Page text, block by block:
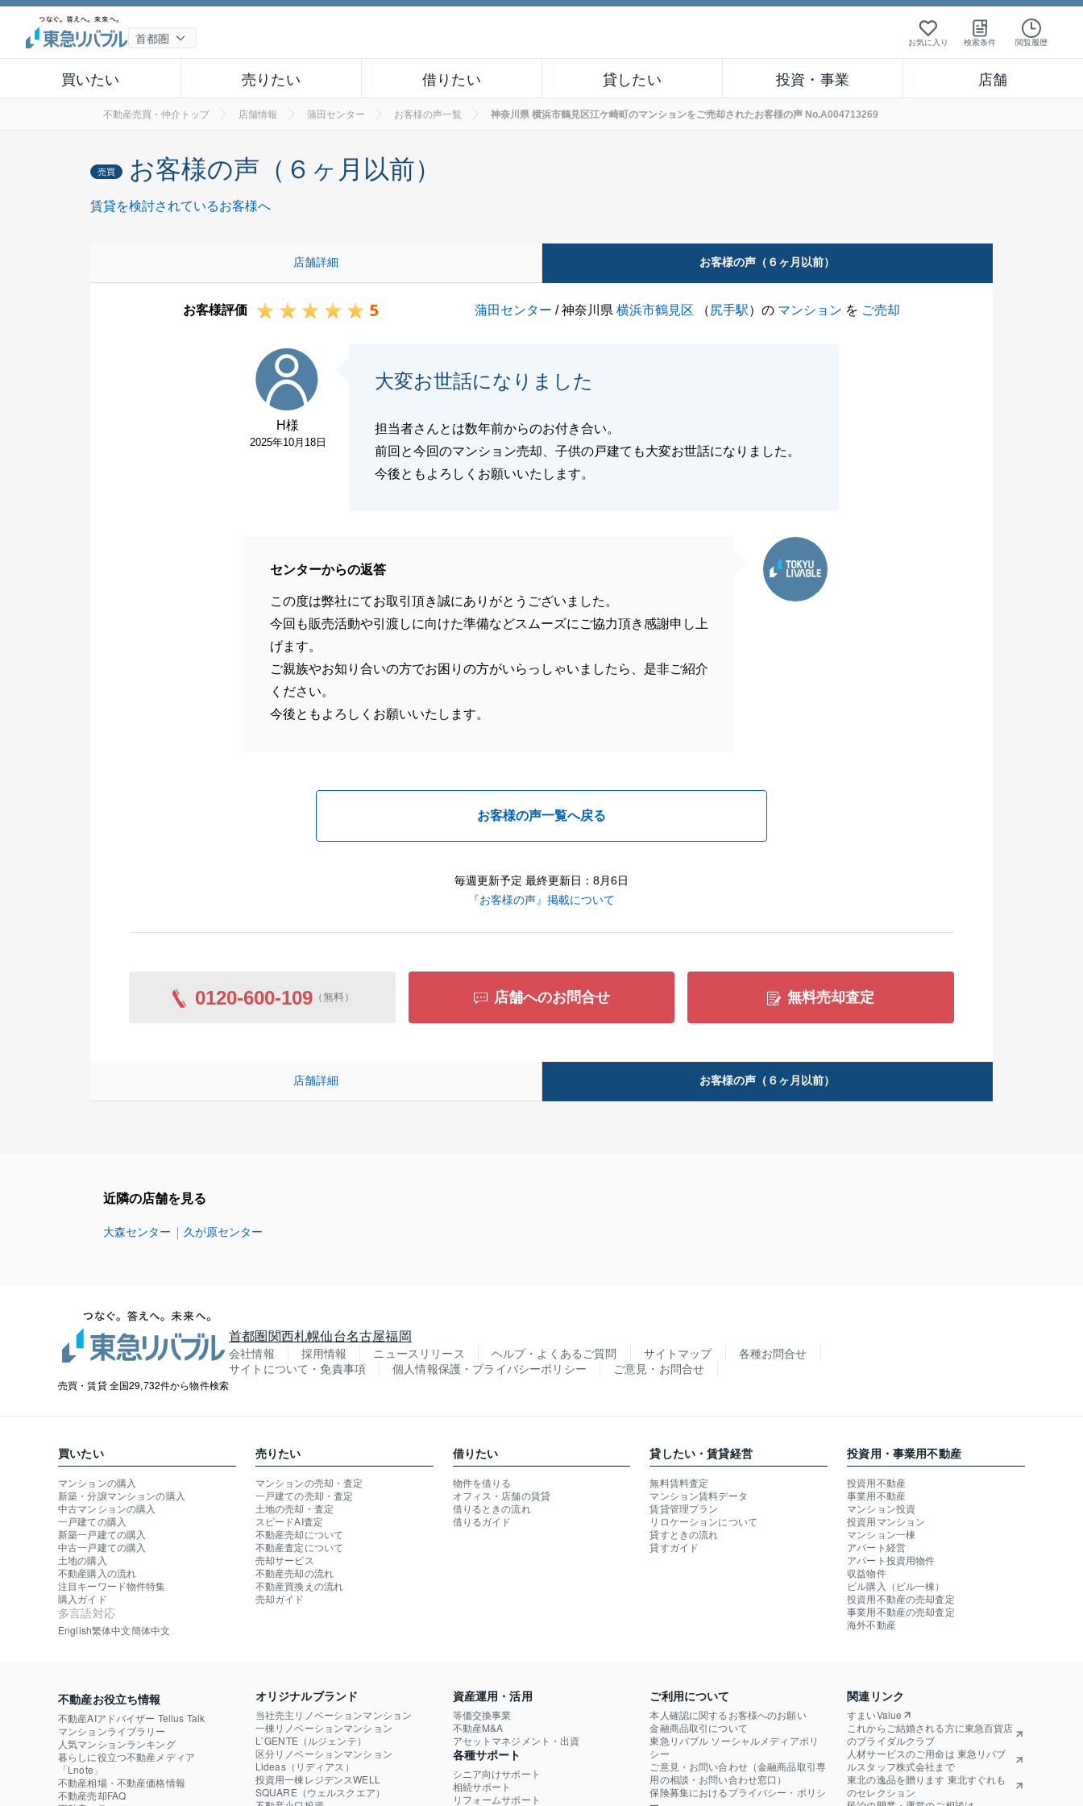
お気に入り 検索条件 閲覧履歴
買いたい 売りたい 借りたい 貸したい 投資・事業 店舗
不動産売買・仲介トップ 店舗情報 蒲田センター お客様の声一覧 神奈川県 横浜市鶴見区江ケ崎町のマンションをご売却されたお客様の声 No.A004713269
売買 お客様の声（６ヶ月以前）
賃貸を検討されているお客様へ
店舗詳細 お客様の声（６ヶ月以前）
お客様評価 5 蒲田センター / 神奈川県横浜市鶴見区 （ 尻手駅）の マンション を ご売却
H様
2025年10月18日
大変お世話になりました
担当者さんとは数年前からのお付き合い。
前回と今回のマンション売却、子供の戸建ても大変お世話になりました。
今後ともよろしくお願いいたします。
センターからの返答
この度は弊社にてお取引頂き誠にありがとうございました。
今回も販売活動や引渡しに向けた準備などスムーズにご協力頂き感謝申し上
げます。
ご親族やお知り合いの方でお困りの方がいらっしゃいましたら、是非ご紹介
ください。
今後ともよろしくお願いいたします。
お客様の声一覧へ戻る
毎週更新予定 最終更新日：8月6日
『お客様の声』掲載について
0120-600-109（無料） 店舗へのお問合せ 無料売却査定
店舗詳細 お客様の声（６ヶ月以前）
近隣の店舗を見る
大森センター 久が原センター
売買・賃貸 全国29,732件から物件検索
首都圏関西札幌仙台名古屋福岡
会社情報 採用情報 ニュースリリース ヘルプ・よくあるご質問 サイトマップ
各種お問合せ
サイトについて・免責事項
個人情報保護・プライバシーポリシー ご意見・お問合せ
買いたい
マンションの購入
新築・分譲マンションの購入
中古マンションの購入
一戸建ての購入
新築一戸建ての購入
中古一戸建ての購入
土地の購入
不動産購入の流れ
注目キーワード物件特集
購入ガイド
多言語対応
English繁体中文簡体中文
売りたい
マンションの売却・査定
一戸建ての売却・査定
土地の売却・査定
スピードAI査定
不動産売却について
不動産査定について
売却サービス
不動産売却の流れ
不動産買換えの流れ
売却ガイド
借りたい
物件を借りる
オフィス・店舗の賃貸
借りるときの流れ
借りるガイド
貸したい・賃貸経営
無料賃料査定
マンション賃料データ
賃貸管理プラン
リロケーションについて
貸すときの流れ
貸すガイド
投資用・事業用不動産
投資用不動産
事業用不動産
マンション投資
投資用マンション
マンション一棟
アパート経営
アパート投資用物件
収益物件
ビル購入（ビル一棟）
投資用不動産の売却査定
事業用不動産の売却査定
海外不動産
不動産お役立ち情報
不動産AIアドバイザー Tellus Talk
マンションライブラリー
人気マンションランキング
暮らしに役立つ不動産メディア
「Lnote」
不動産相場・不動産価格情報
不動産売却FAQ
オリジナルブランド
当社売主リノベーションマンション
一棟リノベーションマンション
L`GENTE（ルジェンテ）
区分リノベーションマンション
Lideas（リディアス）
投資用一棟レジデンスWELL
SQUARE（ウェルスクエア）
資産運用・活用
等価交換事業
不動産M&A
アセットマネジメント・出資
各種サポート
シニア向けサポート
相続サポート
リフォームサポート
ご利用について
本人確認に関するお客様へのお願い
金融商品取引について
東急リバブル ソーシャルメディアポリ
シー
ご意見・お問い合わせ（金融商品取引専
用の相談・お問い合わせ窓口）
保険募集におけるプライバシー・ポリシ
関連リンク
すまいValue
これからご結婚される方に東急百貨店
のブライダルクラブ
人材サービスのご用命は 東急リバブ
ルスタッフ株式会社まで
東北の逸品を贈ります 東北すぐれも
のセレクション